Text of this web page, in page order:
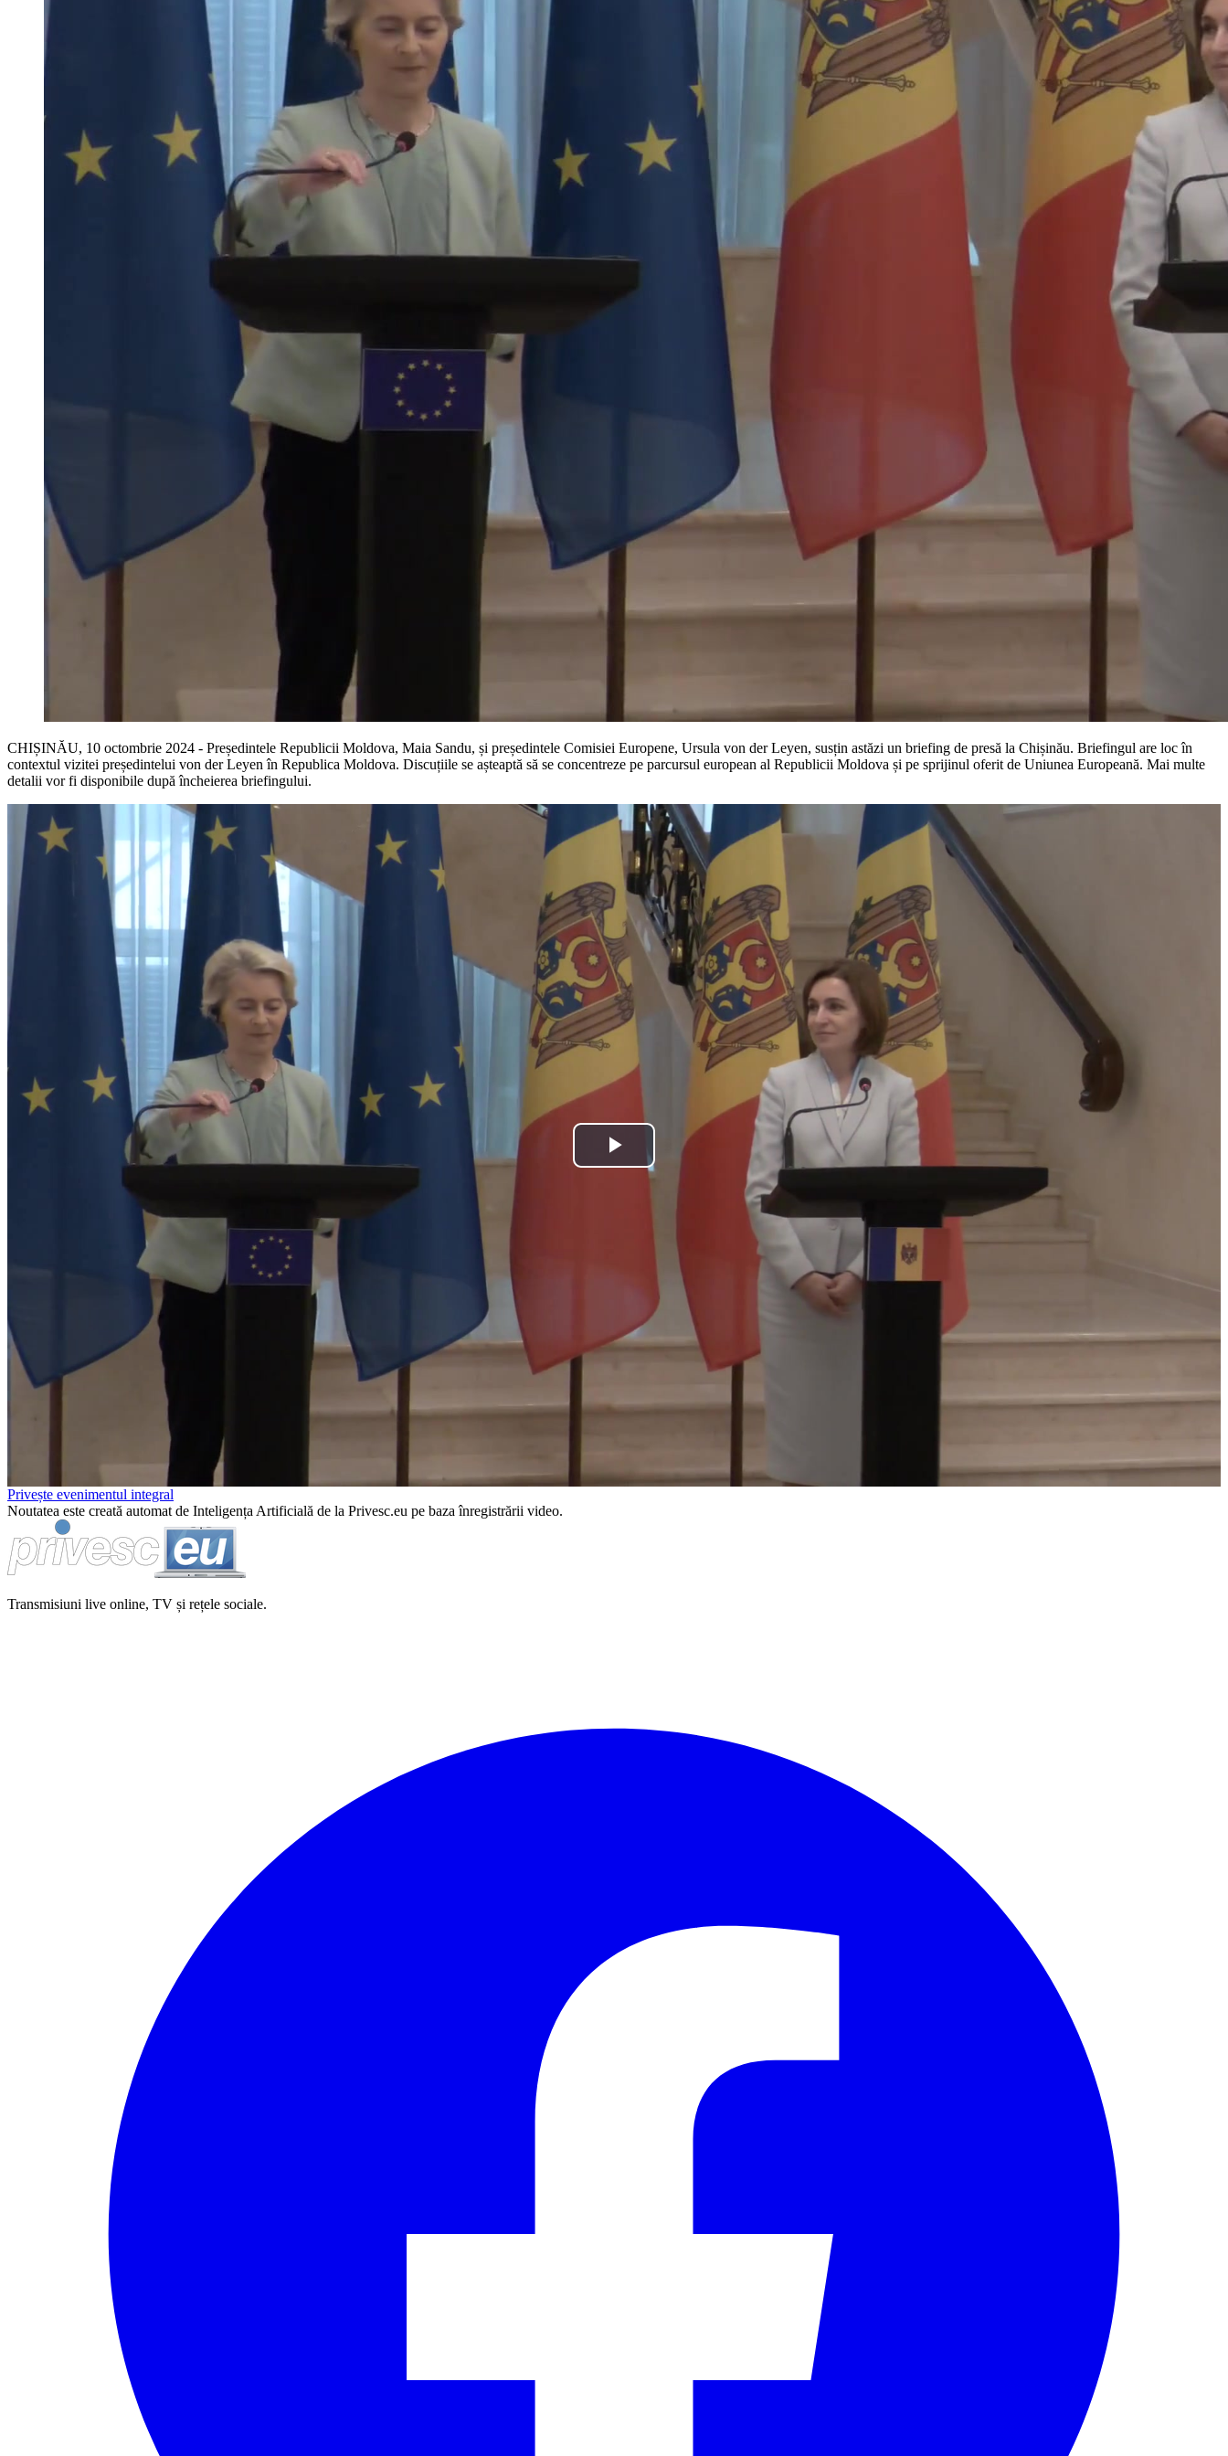
CHIȘINĂU, 10 octombrie 2024 - Președintele Republicii Moldova, Maia Sandu, și președintele Comisiei Europene, Ursula von der Leyen, susțin astăzi un briefing de presă la Chișinău. Briefingul are loc în
contextul vizitei președintelui von der Leyen în Republica Moldova. Discuțiile se așteaptă să se concentreze pe parcursul european al Republicii Moldova și pe sprijinul oferit de Uniunea Europeană. Mai multe
detalii vor fi disponibile după încheierea briefingului.
Play
Video
Privește evenimentul integral
Noutatea este creată automat de Inteligența Artificială de la Privesc.eu pe baza înregistrării video.
Transmisiuni live online, TV și rețele sociale.